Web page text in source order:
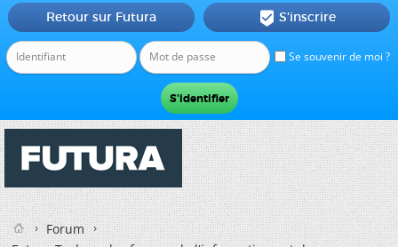
Se souvenir de moi ?
Retour sur Futura  S'inscrire
Forum